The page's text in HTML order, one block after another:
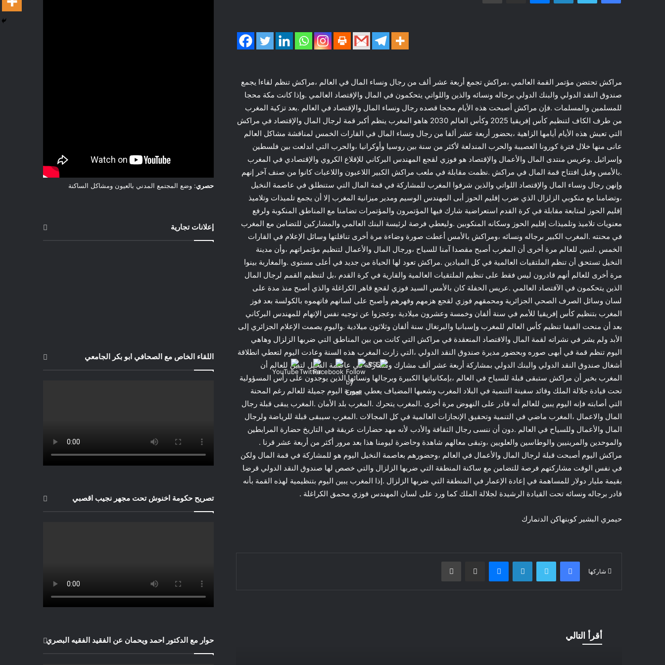
مراكش تحتضن مؤتمر القمة العالمي ،مراكش تجمع أربعة عشر ألف من رجال ونساء المال في العالم ،مراكش تنظم لقاءا يجمع
صندوق النقد الدولي والبنك الدولي برجاله ونسائه والذين واللواتي يتحكمون في المال والإقتصاد العالمي .وإذا كانت مكة محجا
للمسلمين والمسلمات .فإن مراكش أصبحت هذه الأيام محجا قصده رجال ونساء المال والإقتصاد في العالم .بعد تزكية المغرب
من طرف الكاف لتنظيم كأس إفريقيا 2025 وكأس العالم 2030 هاهو المغرب ينظم أكبر قمة لرجال المال والإقتصاد في مراكش
التي تعيش هذه الأيام أيامها الزاهية ،بحضور أربعة عشر ألفا من رجال ونساء المال في القارات الخمس لمناقشة مشاكل العالم
عانى منها خلال فترة كورونا العصيبة والحرب المندلعة لأكثر من سنة بين روسيا وأوكرانيا ،والحرب التي اندلعت بين فلسطين
وإسرائيل .وعريس منتدى المال والأعمال والإقتصاد هو فوزي لقجع المهندس البركاني للإقلاع الكروي والإقتصادي في المغرب
.بالأمس وقبل افتتاح قمة المال في مراكش .نظمت مقابلة في ملعب مراكش الكبير اللاعبون واللاعبات كانوا من صنف آخر إنهم
وإنهن رجال ونساء المال والإقتصاد اللواتي والذين شرفوا المغرب للمشاركة في قمة المال التي ستنطلق في عاصمة النخيل
،وتضامنا مع منكوبي الزلزال الذي ضرب إقليم الحوز أبى المهندس الوسيم ومدير ميزانية المغرب إلا أن يجمع تلميذات وتلاميذ
إقليم الحوز لمتابعة مقابلة في كرة القدم استعراضية شارك فيها المؤتمرون والمؤتمرات تضامنا مع المناطق المنكوبة ولرفع
معنويات تلاميذ وتلميذات إقليم الحوز وسكانه المنكوبين .وليعطي فرصة لرئيسة البنك العالمي والمشاركين للتضامن مع المغرب
في محنته .المغرب الكبير برجاله ونسائه ،ومراكش بالأمس أعطت صورة وضاءة مرة أخرى تناقلتها وسائل الإعلام في القارات
الخمس .لتبين للعالم مرة أخرى أن المغرب أصبح مقصدا آمنا للسياح ،ورجال المال والأعمال لتنظيم مؤتمراتهم ،وأن مدينة
النخيل تستحق أن تنظم الملتقيات العالمية في كل الميادين .مراكش تعود لها الحياة من جديد في أعلى مستوى .والمغاربة بينوا
مرة أخرى للعالم أنهم قادرون ليس فقط على تنظيم الملتقيات العالمية والقارية في كرة القدم ،بل لتنظيم القمم لرجال المال
الذين يتحكمون في الآقتصاد العالمي .عريس الحفلة كان بالأمس السيد فوزي لقجع قاهر الكراغلة والذي أصبح منذ مدة على
لسان وسائل الصرف الصحي الجزائرية ومحمقهم فوزي لقجع هزمهم وقهرهم وأصبح على لسانهم فاتهموه بالكولسة بعد فوز
المغرب بتنظيم كأس إفريقيا للأمم في سنة ألفان وخمسة وعشرون ميلادية ،وعجزوا عن توجيه نفس الإتهام للمهندس البركاني
بعد أن منحت الفيفا تنظيم كأس العالم للمغرب وإسبانيا والبرتغال سنة ألفان وثلاثون ميلادية .واليوم يصمت الإعلام الجزائري إلى
الأبد ولم يشر في نشراته لقمة المال والاقتصاد المنعقدة في مراكش التي كانت من بين المناطق التي ضربها الزلزال وهاهي
اليوم تنظم قمة في أبهى صوره وبحضور مديرة صندوق النقد الدولي ،التي زارت المغرب هذه السنة وعادت اليوم لتعطي انطلاقة
أشغال صندوق النقد الدولي والبنك الدولي بمشاركة أربعة عشر ألف مشارك ومشاركة في عاصمة النخيل لتبين للعالم أن
المغرب بخير أن مراكش ستبقى قبلة للسياح في العالم ،بإمكانياتها الكبيرة وبرجالها ونسائها الذين يوجدون على رأس المسؤولية
تحت قيادة جلالة الملك وقائد سفينة التنمية في البلاد المغرب وشعبها المضياف يعطي صورة اليوم جميلة للعالم رغم المحنة
التي أصابته فإنه اليوم يبين للعالم أنه قادر على النهوض مرة أخرى .المغرب يتحرك .المغرب بلد الأمان .المغرب يبقى قبلة رجال
المال والاعمال ،المغرب ماضي في التنمية وتحقيق الإنجازات العالمية في كل المجالات .المغرب سيبقى قبلة للرياضة ولرجال
المال والأعمال وللسياح في العالم .دون أن ننسى رجال الثقافة والأدب لأنه مهد حضارات عريقة في التاريخ حضارة المرابطين
والموحدين والمرينيين والوطاسين والعلويين ،وتبقى معالهم شاهدة وحاضرة ليومنا هذا بعد مرور أكثر من أربعة عشر قرنا .
مراكش اليوم أصبحت قبلة لرجال المال والأعمال في العالم ،وحضورهم بعاصمة النخيل اليوم هو للمشاركة في قمة المال ولكن
في نفس الوقت مشاركتهم فرصة للتضامن مع ساكنة المنطقة التي ضربها الزلزال والتي خصص لها صندوق النقد الدولي قرضا
بقيمة مليار دولار للمساهمة في إعادة الإعمار في المنطقة التي ضربها الزلزال .إذا المغرب يبين اليوم بتنظيمية لهذه القمة بأنه
قادر برجاله ونسائه تحت القيادة الرشيدة لجلالة الملك كما ورد على لسان المهندس فوزي محمق الكراغلة .
حيمري البشير كوبنهاكن الدنمارك
شاركها
فيسبوك تويتر لينكدإن ماسنجر مشاركة عبر البريد طباعة
أقرأ التالي
حصري: وضع المجتمع المدني بالعيون ومشاكل الساكنة
إعلانات تجارية
اللقاء الخاص مع الصحافي ابو بكر الجامعي
تصريح حكومة اخنوش تحت مجهر نجيب اقصبي
حوار مع الدكتور احمد ويحمان عن الفقيد الفقيه البصري